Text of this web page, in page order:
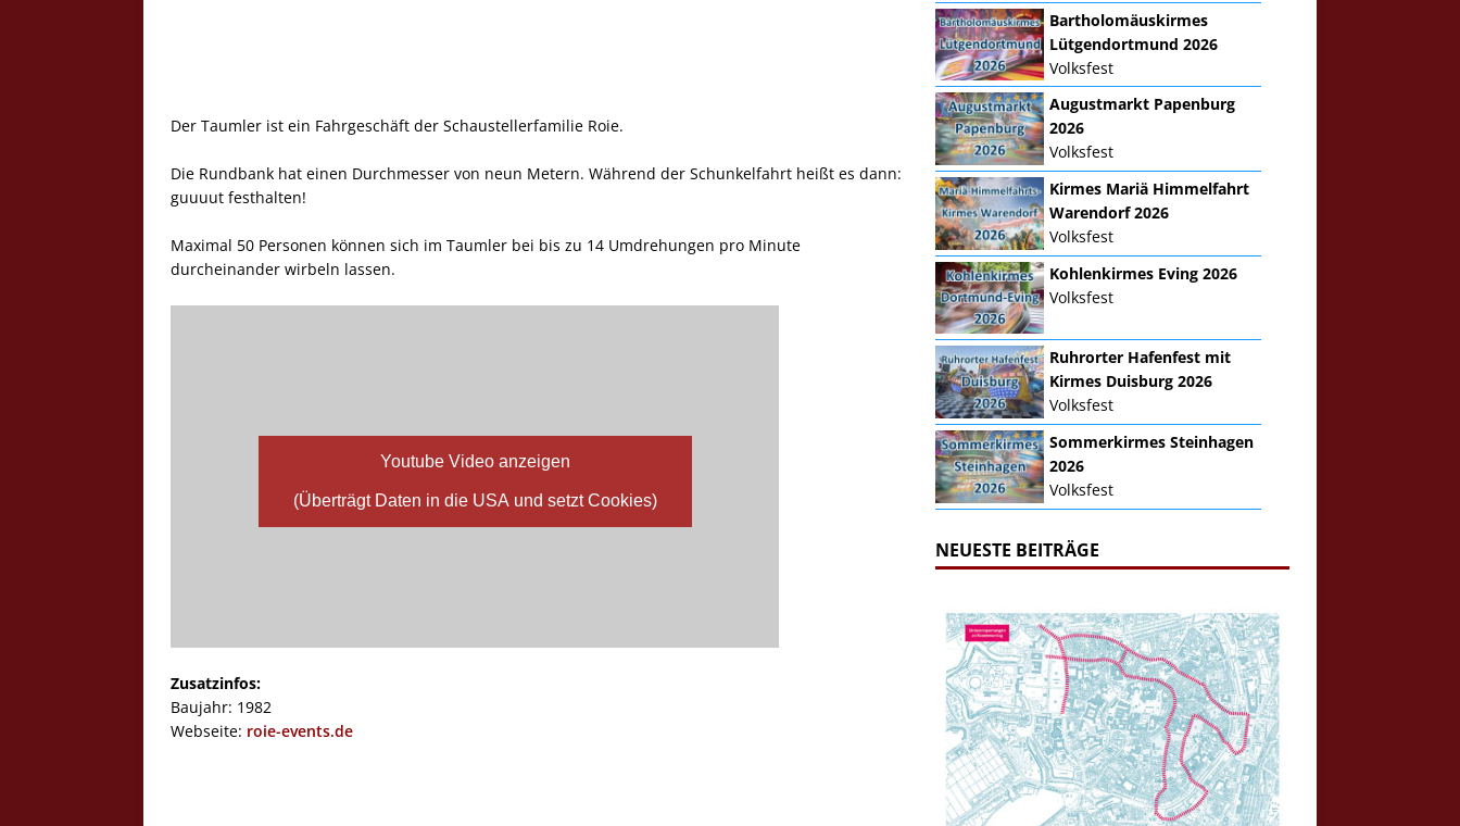
Der Taumler ist ein Fahrgeschäft der Schaustellerfamilie Roie.
Die Rundbank hat einen Durchmesser von neun Metern. Während der Schunkelfahrt heißt es dann:
guuuut festhalten!
Maximal 50 Personen können sich im Taumler bei bis zu 14 Umdrehungen pro Minute
durcheinander wirbeln lassen.
Youtube Video anzeigen
(Überträgt Daten in die USA und setzt Cookies)
Zusatzinfos:
Baujahr: 1982
Webseite: roie-events.de
Bartholomäuskirmes
Lütgendortmund 2026
Volksfest
Augustmarkt Papenburg
2026
Volksfest
Kirmes Mariä Himmelfahrt
Warendorf 2026
Volksfest
Kohlenkirmes Eving 2026
Volksfest
Ruhrorter Hafenfest mit
Kirmes Duisburg 2026
Volksfest
Sommerkirmes Steinhagen
2026
Volksfest
NEUESTE BEITRÄGE